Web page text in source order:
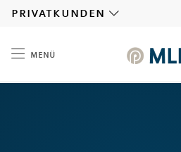
privatkunden
menü